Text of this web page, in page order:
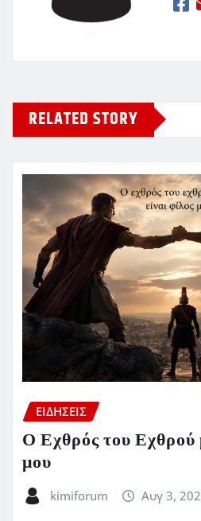
RELATED STORY
ΕΙΔΗΣΕΙΣ
Ο Εχθρός του Εχθρού
μου
kimiforum Αυγ 3,